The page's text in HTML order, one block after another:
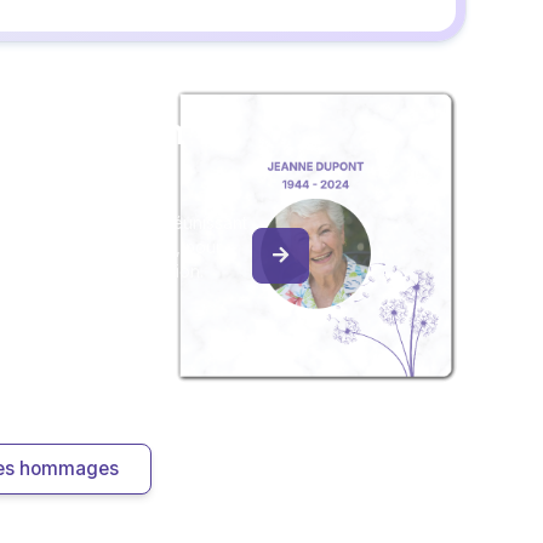
un album
collaboratif en réunissant
hommages